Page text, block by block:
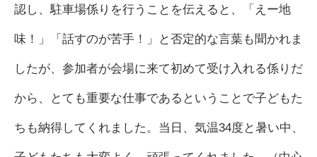
認し、駐車場係りを行うことを伝えると、「えー地
味！」「話すのが苦手！」と否定的な言葉も聞かれま
したが、参加者が会場に来て初めて受け入れる係りだ
から、とても重要な仕事であるということで子どもた
ちも納得してくれました。当日、気温34度と暑い中、